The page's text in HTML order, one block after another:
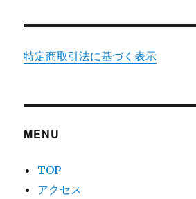
特定商取引法に基づく表示
MENU
TOP
アクセス